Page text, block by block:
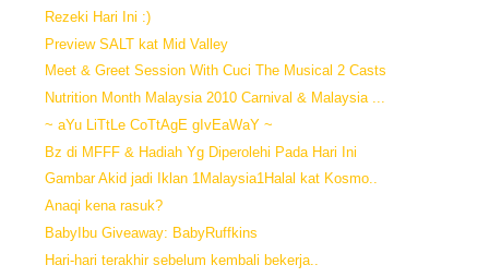
Rezeki Hari Ini :)
Preview SALT kat Mid Valley
Meet & Greet Session With Cuci The Musical 2 Casts
Nutrition Month Malaysia 2010 Carnival & Malaysia ...
~ aYu LiTtLe CoTtAgE gIvEaWaY ~
Bz di MFFF & Hadiah Yg Diperolehi Pada Hari Ini
Gambar Akid jadi Iklan 1Malaysia1Halal kat Kosmo..
Anaqi kena rasuk?
BabyIbu Giveaway: BabyRuffkins
Hari-hari terakhir sebelum kembali bekerja..